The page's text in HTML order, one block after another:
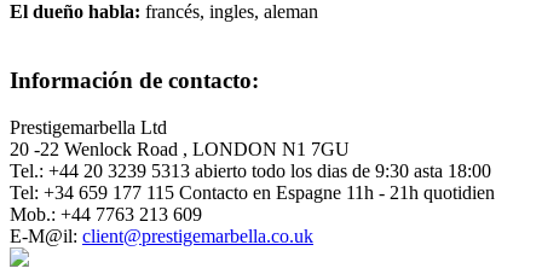
El dueño habla: francés, ingles, aleman
Información de contacto:
Prestigemarbella Ltd
20 -22 Wenlock Road , LONDON N1 7GU
Tel.: +44 20 3239 5313 abierto todo los dias de 9:30 asta 18:00
Tel: +34 659 177 115 Contacto en Espagne 11h - 21h quotidien
Mob.: +44 7763 213 609
E-M@il: client@prestigemarbella.co.uk